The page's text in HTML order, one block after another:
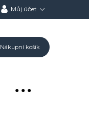
Můj účet
Nákupní košík
● ● ●